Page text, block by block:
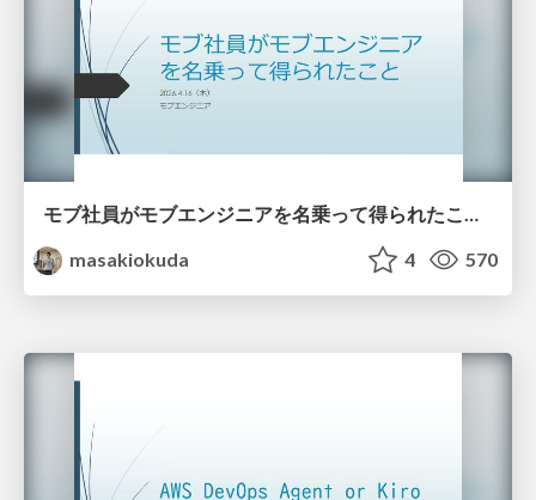
モブ社員がモブエンジニアを名乗って得られたこと_20260413
masakiokuda
4 570